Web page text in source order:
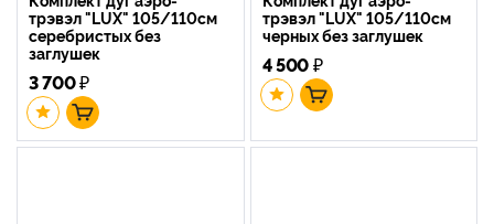
трэвэл "LUX" 105/110см
серебристых без
заглушек
3 700₽
трэвэл "LUX" 105/110см
черных без заглушек
4 500₽